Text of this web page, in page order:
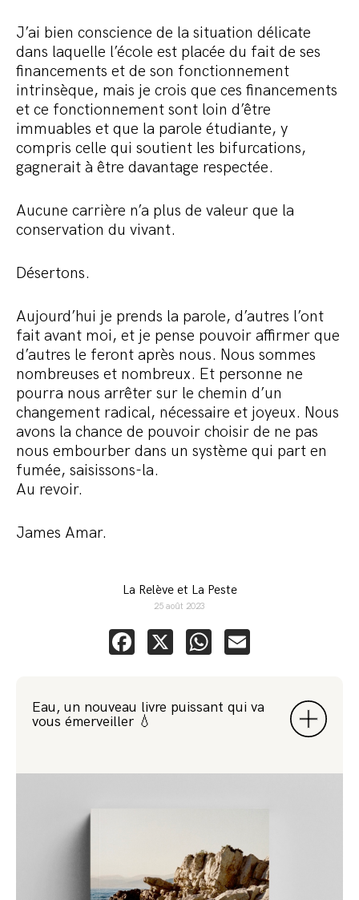
J’ai bien conscience de la situation délicate
dans laquelle l’école est placée du fait de ses
financements et de son fonctionnement
intrinsèque, mais je crois que ces financements
et ce fonctionnement sont loin d’être
immuables et que la parole étudiante, y
compris celle qui soutient les bifurcations,
gagnerait à être davantage respectée.
Aucune carrière n’a plus de valeur que la
conservation du vivant.
Désertons.
Aujourd’hui je prends la parole, d’autres l’ont
fait avant moi, et je pense pouvoir affirmer que
d’autres le feront après nous. Nous sommes
nombreuses et nombreux. Et personne ne
pourra nous arrêter sur le chemin d’un
changement radical, nécessaire et joyeux. Nous
avons la chance de pouvoir choisir de ne pas
nous embourber dans un système qui part en
fumée, saisissons-la.
Au revoir.
James Amar.
La Relève et La Peste
25 août 2023
Facebook
X WhatsApp
Eau, un nouveau livre puissant qui va
vous émerveiller 💧